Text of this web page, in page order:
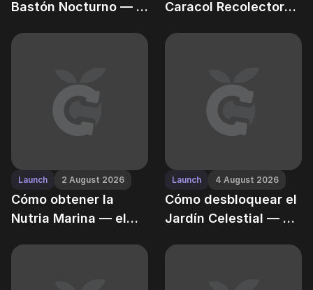
Bastón Nocturno — la
jardinero de Grow a
Caracol Recolector
tu aspiradora de
velocidad
Launch 2 August 2026
Cómo obtener la
Nutria Marina — el
de Grow a Garden
Launch 4 August 2026
Cómo desbloquear el
Jardín Celestial — y
dentro